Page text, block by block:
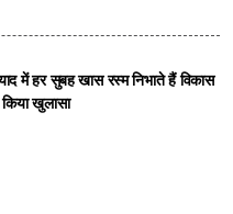
में हर सुबह खास रस्म निभाते हैं विकास
खुलासा